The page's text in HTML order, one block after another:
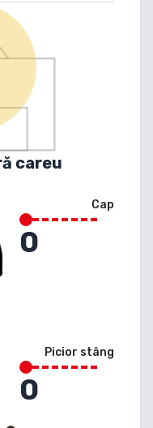
careu
Cap
0
Picior stâng
0